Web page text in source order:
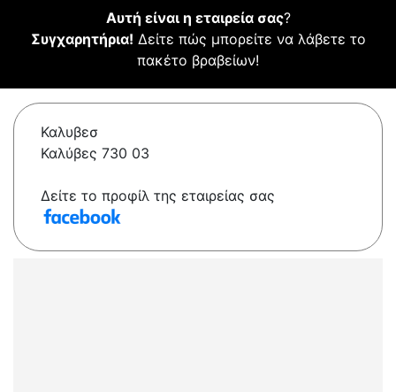
Αυτή είναι η εταιρεία σας?
Συγχαρητήρια! Δείτε πώς μπορείτε να λάβετε το
πακέτο βραβείων!
Καλυβεσ
Καλύβες 730 03
Δείτε το προφίλ της εταιρείας σας